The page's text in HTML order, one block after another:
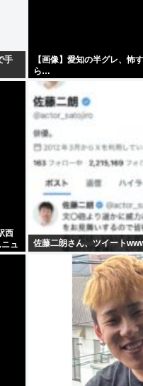
手
【画像】愛知の半グレ、怖
ら…
西
ュ
佐藤二朗さん、ツイート